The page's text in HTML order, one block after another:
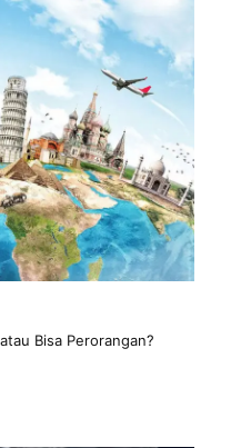
Bisa Perorangan?